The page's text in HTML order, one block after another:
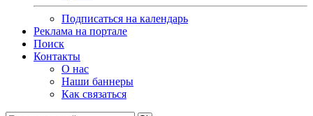
Подписаться на календарь
Реклама на портале
Поиск
Контакты
О нас
Наши баннеры
Как связаться